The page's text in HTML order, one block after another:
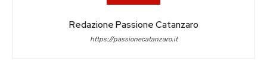
Redazione Passione Catanzaro
https://passionecatanzaro.it